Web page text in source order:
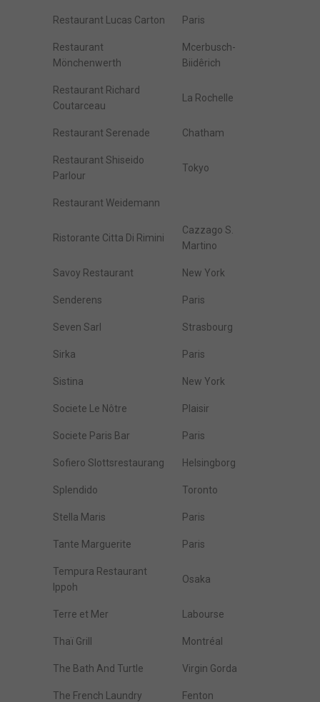
Restaurant Lucas Carton Paris
Restaurant
Mönchenwerth
Mcerbusch-
Biidêrich
Restaurant Richard
Coutarceau
La Rochelle
Restaurant Serenade Chatham
Restaurant Shiseido
Parlour
Tokyo
Restaurant Weidemann
Ristorante Citta Di Rimini
Cazzago S.
Martino
Savoy Restaurant New York
Senderens Paris
Seven Sarl Strasbourg
Sirka Paris
Sistina New York
Societe Le Nôtre Plaisir
Societe Paris Bar Paris
Sofiero Slottsrestaurang Helsingborg
Splendido Toronto
Stella Maris Paris
Tante Marguerite Paris
Tempura Restaurant
Ippoh
Osaka
Terre et Mer Labourse
Thaï Grill Montréal
The Bath And Turtle Virgin Gorda
The French Laundry Fenton